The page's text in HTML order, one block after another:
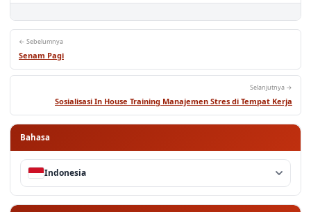
← Sebelumnya
Senam Pagi
Selanjutnya →
Sosialisasi In House Training Manajemen Stres di Tempat Kerja
Bahasa
Indonesia